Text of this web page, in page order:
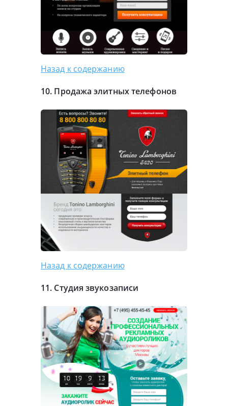
Назад к содержанию
10. Продажа элитных телефонов
Назад к содержанию
11. Студия звукозаписи